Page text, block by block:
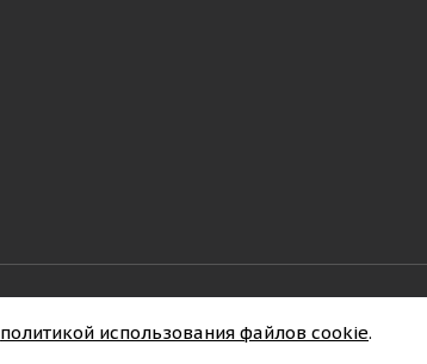
политикой использования файлов cookie.